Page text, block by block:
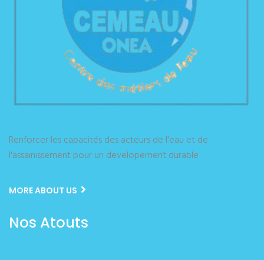
Renforcer les capacités des acteurs de l'eau et de
l'assainissement pour un developement durable
MORE ABOUT US
Nos Atouts